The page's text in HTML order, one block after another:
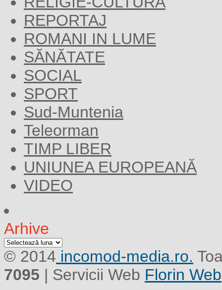
REPORTAJ
ROMANI IN LUME
SĂNĂTATE
SOCIAL
SPORT
Sud-Muntenia
Teleorman
TIMP LIBER
UNIUNEA EUROPEANĂ
VIDEO
Arhive
Arhive
© 2014 incomod-media.ro.
7095 | Servicii Web Florin Web